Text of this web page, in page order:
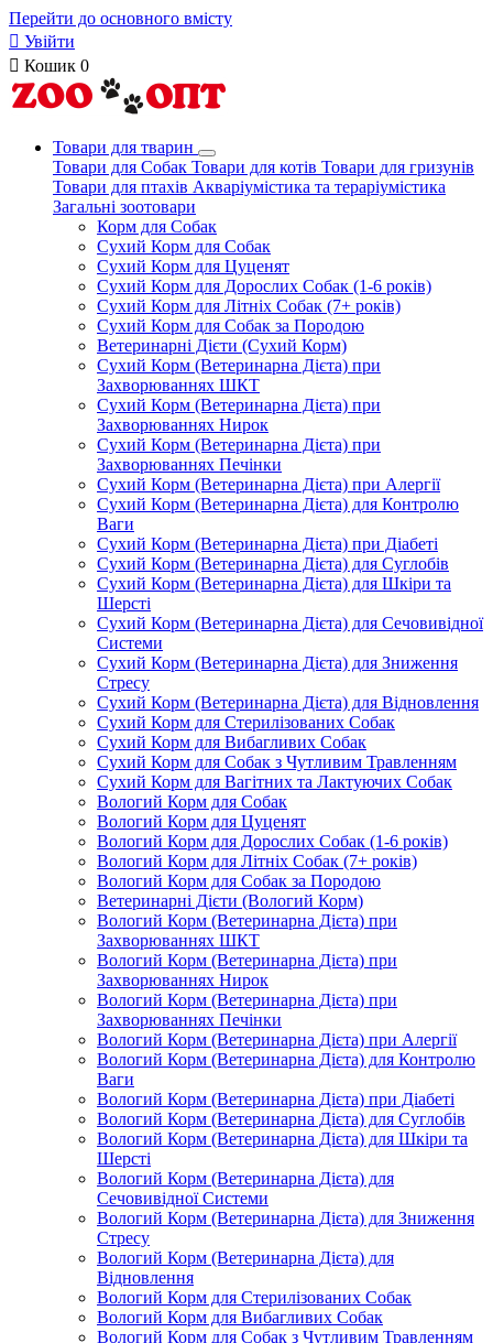
Перейти до основного вмісту
 Увійти
 Кошик 0
Товари для тварин
Товари для Собак Товари для котів Товари для гризунів
Товари для птахів Акваріумістика та тераріумістика
Загальні зоотовари
Корм для Собак
Сухий Корм для Собак
Сухий Корм для Цуценят
Сухий Корм для Дорослих Собак (1-6 років)
Сухий Корм для Літніх Собак (7+ років)
Сухий Корм для Собак за Породою
Ветеринарні Дієти (Сухий Корм)
Сухий Корм (Ветеринарна Дієта) при
Захворюваннях ШКТ
Сухий Корм (Ветеринарна Дієта) при
Захворюваннях Нирок
Сухий Корм (Ветеринарна Дієта) при
Захворюваннях Печінки
Сухий Корм (Ветеринарна Дієта) при Алергії
Сухий Корм (Ветеринарна Дієта) для Контролю
Ваги
Сухий Корм (Ветеринарна Дієта) при Діабеті
Сухий Корм (Ветеринарна Дієта) для Суглобів
Сухий Корм (Ветеринарна Дієта) для Шкіри та
Шерсті
Сухий Корм (Ветеринарна Дієта) для Сечовивідної
Системи
Сухий Корм (Ветеринарна Дієта) для Зниження
Стресу
Сухий Корм (Ветеринарна Дієта) для Відновлення
Сухий Корм для Стерилізованих Собак
Сухий Корм для Вибагливих Собак
Сухий Корм для Собак з Чутливим Травленням
Сухий Корм для Вагітних та Лактуючих Собак
Вологий Корм для Собак
Вологий Корм для Цуценят
Вологий Корм для Дорослих Собак (1-6 років)
Вологий Корм для Літніх Собак (7+ років)
Вологий Корм для Собак за Породою
Ветеринарні Дієти (Вологий Корм)
Вологий Корм (Ветеринарна Дієта) при
Захворюваннях ШКТ
Вологий Корм (Ветеринарна Дієта) при
Захворюваннях Нирок
Вологий Корм (Ветеринарна Дієта) при
Захворюваннях Печінки
Вологий Корм (Ветеринарна Дієта) при Алергії
Вологий Корм (Ветеринарна Дієта) для Контролю
Ваги
Вологий Корм (Ветеринарна Дієта) при Діабеті
Вологий Корм (Ветеринарна Дієта) для Суглобів
Вологий Корм (Ветеринарна Дієта) для Шкіри та
Шерсті
Вологий Корм (Ветеринарна Дієта) для
Сечовивідної Системи
Вологий Корм (Ветеринарна Дієта) для Зниження
Стресу
Вологий Корм (Ветеринарна Дієта) для
Відновлення
Вологий Корм для Стерилізованих Собак
Вологий Корм для Вибагливих Собак
Вологий Корм для Собак з Чутливим Травленням